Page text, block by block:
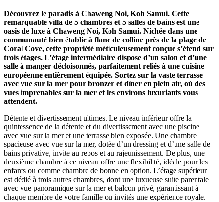
Découvrez le paradis à Chaweng Noi, Koh Samui. Cette
remarquable villa de 5 chambres et 5 salles de bains est une
oasis de luxe à Chaweng Noi, Koh Samui. Nichée dans une
communauté bien établie à flanc de colline près de la plage de
Coral Cove, cette propriété méticuleusement conçue s’étend sur
trois étages. L’étage intermédiaire dispose d’un salon et d’une
salle à manger décloisonnés, parfaitement reliés à une cuisine
européenne entièrement équipée. Sortez sur la vaste terrasse
avec vue sur la mer pour bronzer et dîner en plein air, où des
vues imprenables sur la mer et les environs luxuriants vous
attendent.
Détente et divertissement ultimes. Le niveau inférieur offre la
quintessence de la détente et du divertissement avec une piscine
avec vue sur la mer et une terrasse bien exposée. Une chambre
spacieuse avec vue sur la mer, dotée d’un dressing et d’une salle de
bains privative, invite au repos et au rajeunissement. De plus, une
deuxième chambre à ce niveau offre une flexibilité, idéale pour les
enfants ou comme chambre de bonne en option. L’étage supérieur
est dédié à trois autres chambres, dont une luxueuse suite parentale
avec vue panoramique sur la mer et balcon privé, garantissant à
chaque membre de votre famille ou invités une expérience royale.